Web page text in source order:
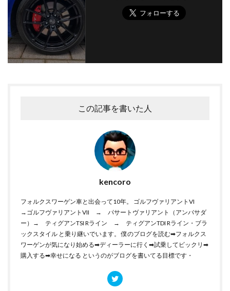
この記事を書いた人
kencoro
フォルクスワーゲン車と出会って10年。 ゴルフヴァリアントVI
→ゴルフヴァリアントVII → パサートヴァリアント（アンバサダ
ー）→ ティグアンTSI Rライン → ティグアンTDI Rライン・ブラ
ックスタイル と乗り継いでいます。 僕のブログを読む➡︎フォルクス
ワーゲンが気になり始める➡︎ディーラーに行く➡︎試乗してビックリ➡︎
購入する➡︎幸せになる というのがブログを書いてる目標です・